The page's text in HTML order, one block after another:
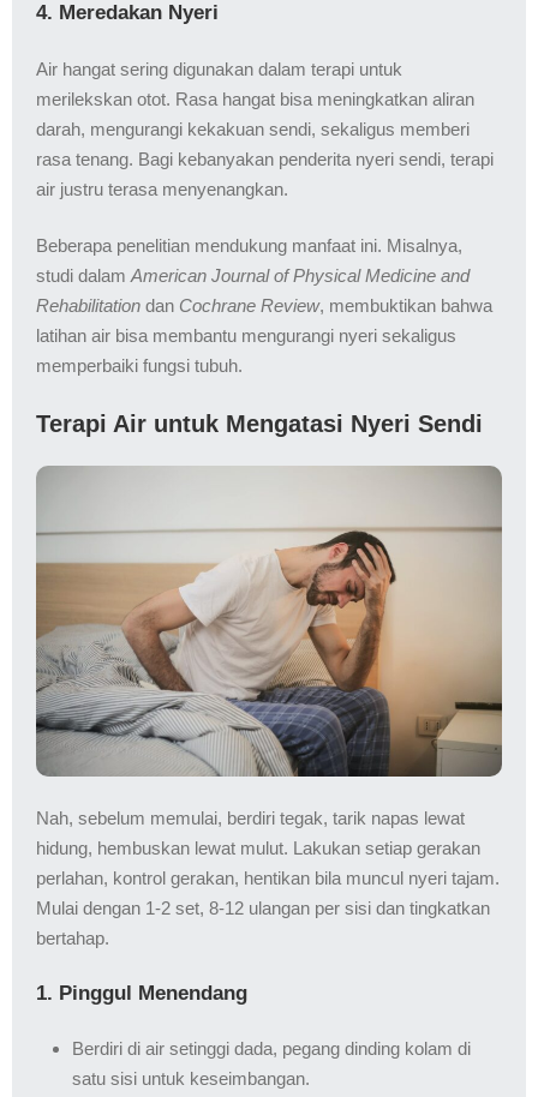
4. Meredakan Nyeri
Air hangat sering digunakan dalam terapi untuk
merilekskan otot. Rasa hangat bisa meningkatkan aliran
darah, mengurangi kekakuan sendi, sekaligus memberi
rasa tenang. Bagi kebanyakan penderita nyeri sendi, terapi
air justru terasa menyenangkan.
Beberapa penelitian mendukung manfaat ini. Misalnya,
studi dalam American Journal of Physical Medicine and
Rehabilitation dan Cochrane Review, membuktikan bahwa
latihan air bisa membantu mengurangi nyeri sekaligus
memperbaiki fungsi tubuh.
Terapi Air untuk Mengatasi Nyeri Sendi
Nah, sebelum memulai, berdiri tegak, tarik napas lewat
hidung, hembuskan lewat mulut. Lakukan setiap gerakan
perlahan, kontrol gerakan, hentikan bila muncul nyeri tajam.
Mulai dengan 1-2 set, 8-12 ulangan per sisi dan tingkatkan
bertahap.
1. Pinggul Menendang
Berdiri di air setinggi dada, pegang dinding kolam di
satu sisi untuk keseimbangan.